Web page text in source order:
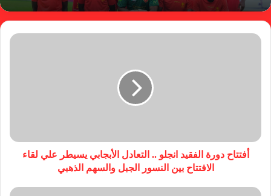
أفتتاح دورة الفقيد انجلو .. التعادل الأبجابي يسيطر علي لقاء
الافتتاح بين النسور الجبل والسهم الذهبي